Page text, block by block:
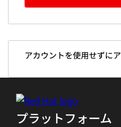
アカウントを使用せずに
プラットフォーム